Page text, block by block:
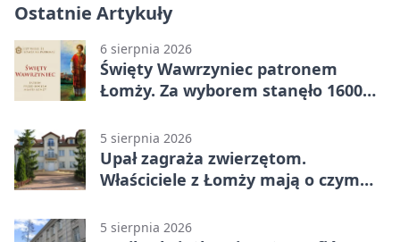
Ostatnie Artykuły
6 sierpnia 2026
Święty Wawrzyniec patronem
Łomży. Za wyborem stanęło 1600
5 sierpnia 2026
Upał zagraża zwierzętom.
Właściciele z Łomży mają o czym
5 sierpnia 2026